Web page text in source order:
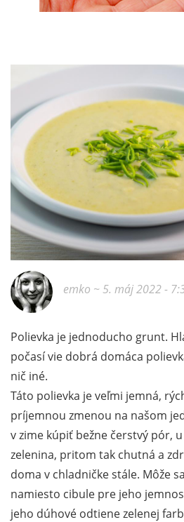
emko ~ 5. máj 2022 -
Polievka je jednoducho grunt.
počasí vie dobrá domáca
nič iné.
Táto polievka je veľmi jemná,
príjemnou zmenou na našom
v zime kúpiť bežne čerstvý pór,
zelenina, pritom tak chutná a
doma v chladničke stále. Môže
namiesto cibule pre jeho
jeho dúhové odtiene zelenej